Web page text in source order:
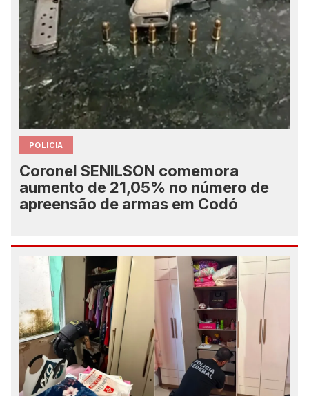
POLICIA
Coronel SENILSON comemora
aumento de 21,05% no número de
apreensão de armas em Codó